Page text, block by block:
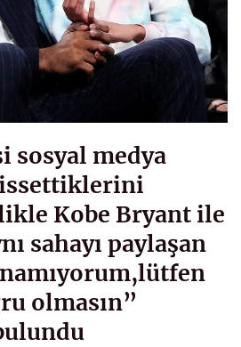
sosyal medya
Kobe Bryant ile
sahayı paylaşan
olmasın”